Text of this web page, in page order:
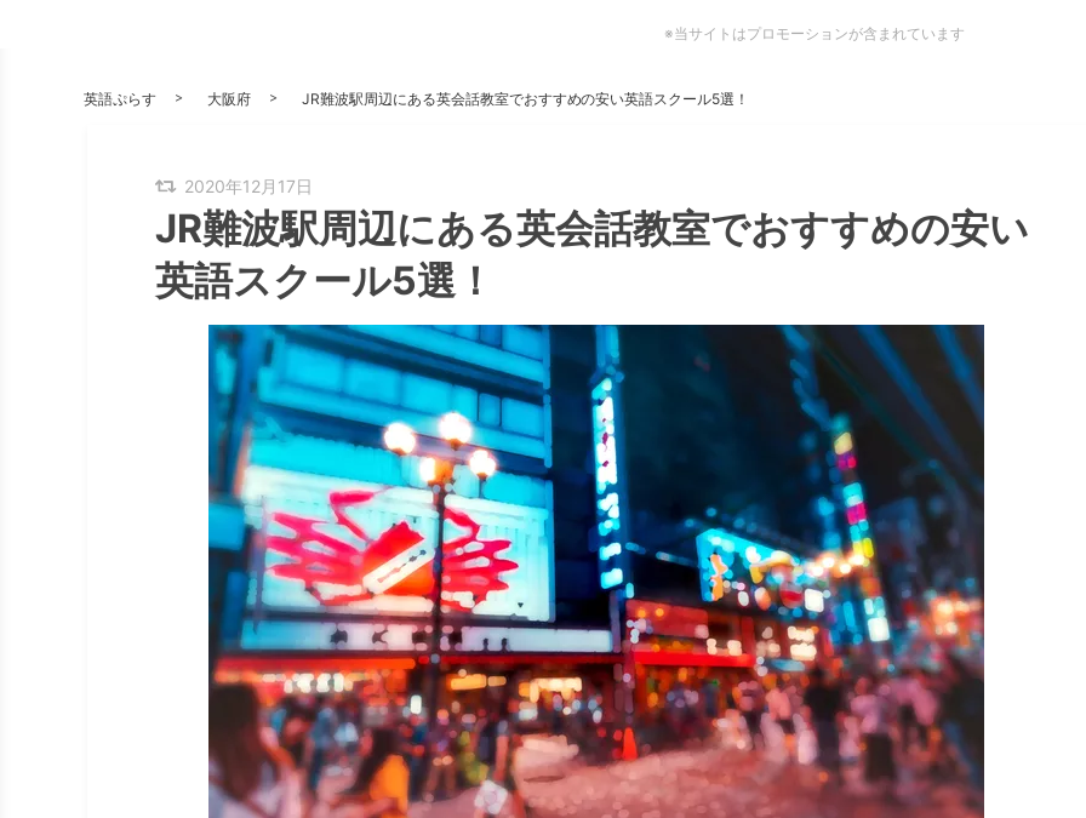
※当サイトはプロモーションが含まれています
英語ぷらす 大阪府 JR難波駅周辺にある英会話教室でおすすめの安い英語スクール5選！
2020年12月17日
JR難波駅周辺にある英会話教室でおすすめの安い
英語スクール5選！